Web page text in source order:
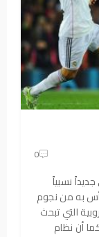
0
نسبياً
به من نجوم
التي تبحث
أن نظام